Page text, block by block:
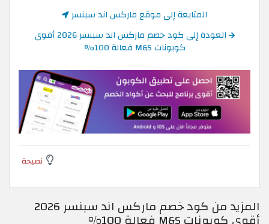
المتابعة إلى موقع ماركس اند سبنسر
العودة إلى كود خصم ماركس اند سبنسر 2026 أقوى
كوبونات M&S فعالة 100%
نصيحة
المزيد من كود خصم ماركس اند سبنسر 2026